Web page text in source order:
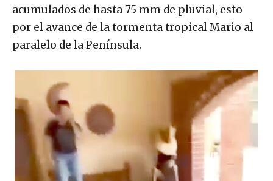
acumulados de hasta 75 mm de pluvial, esto
por el avance de la tormenta tropical Mario al
paralelo de la Península.